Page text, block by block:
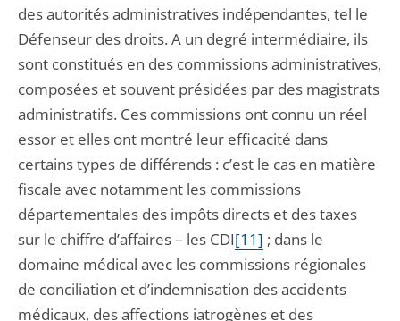
des autorités administratives indépendantes, tel le
Défenseur des droits. A un degré intermédiaire, ils
sont constitués en des commissions administratives,
composées et souvent présidées par des magistrats
administratifs. Ces commissions ont connu un réel
essor et elles ont montré leur efficacité dans
certains types de différends : c’est le cas en matière
fiscale avec notamment les commissions
départementales des impôts directs et des taxes
sur le chiffre d’affaires – les CDI[11] ; dans le
domaine médical avec les commissions régionales
de conciliation et d’indemnisation des accidents
médicaux, des affections iatrogènes et des